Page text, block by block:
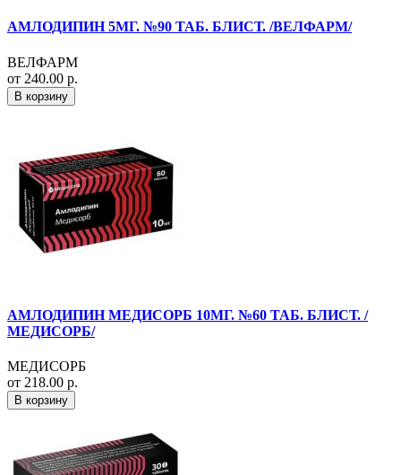
АМЛОДИПИН 5МГ. №90 ТАБ. БЛИСТ. /ВЕЛФАРМ/
ВЕЛФАРМ
от 240.00 р.
В корзину
АМЛОДИПИН МЕДИСОРБ 10МГ. №60 ТАБ. БЛИСТ. /
МЕДИСОРБ/
МЕДИСОРБ
от 218.00 р.
В корзину